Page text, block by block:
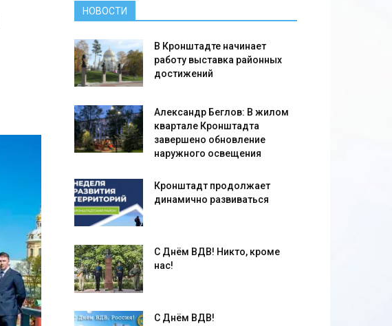
НОВОСТИ
В Кронштадте начинает
работу выставка районных
достижений
Александр Беглов: В жилом
квартале Кронштадта
завершено обновление
наружного освещения
Кронштадт продолжает
динамично развиваться
С Днём ВДВ! Никто, кроме
нас!
С Днём ВДВ!